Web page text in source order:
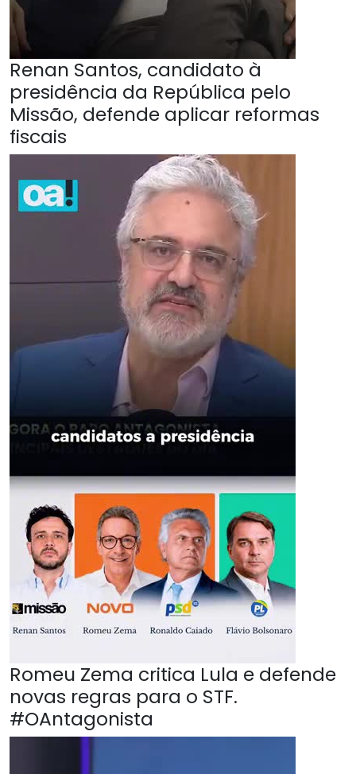
Renan Santos, candidato à
presidência da República pelo
Missão, defende aplicar reformas
fiscais
Romeu Zema critica Lula e defende
novas regras para o STF.
#OAntagonista